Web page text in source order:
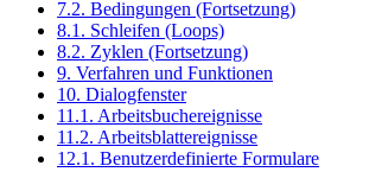
7.2. Bedingungen (Fortsetzung)
8.1. Schleifen (Loops)
8.2. Zyklen (Fortsetzung)
9. Verfahren und Funktionen
10. Dialogfenster
11.1. Arbeitsbuchereignisse
11.2. Arbeitsblattereignisse
12.1. Benutzerdefinierte Formulare